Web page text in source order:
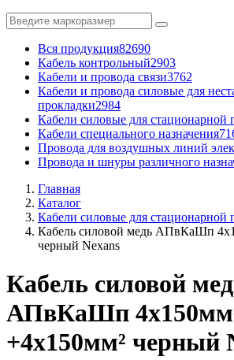
Вся продукция82690
Кабель контрольный2903
Кабели и провода связи3762
Кабели и провода силовые для
прокладки2984
Кабели силовые для стационарной
Кабели специального назначения
Провода для воздушных линий
Провода и шнуры различного
Главная
Каталог
Кабели силовые для стационарной
Кабель силовой медь АПвКаШп
черный Nexans
Кабель силовой
АПвКаШп
+4x150мм² черный